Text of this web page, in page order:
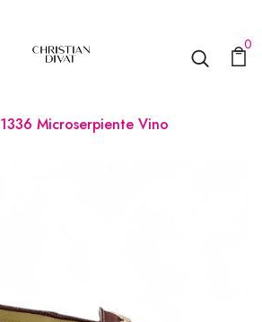
0
1336 Microserpiente Vino